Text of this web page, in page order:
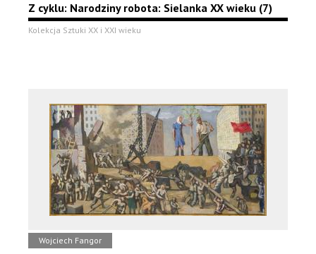
Z cyklu: Narodziny robota: Sielanka XX wieku (7)
Kolekcja Sztuki XX i XXI wieku
Wojciech Fangor